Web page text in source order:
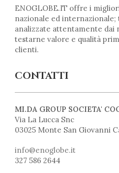
ENOGLOBE.IT offre i
nazionale ed
analizzate attentamente dai
testarne valore e qualità
clienti.
CONTATTI
MI.DA GROUP SOCIETA'
Via La Lucca Snc
03025 Monte San Giovanni
info@enoglobe.it
327 586 2644